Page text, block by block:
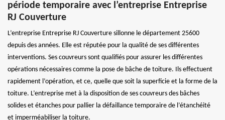
période temporaire avec l’entreprise Entreprise
RJ Couverture
L’entreprise Entreprise RJ Couverture sillonne le département 25600
depuis des années. Elle est réputée pour la qualité de ses différentes
interventions. Ses couvreurs sont qualifiés pour assurer les différentes
opérations nécessaires comme la pose de bâche de toiture. Ils effectuent
rapidement l’opération, et ce, quelle que soit la superficie et la forme de la
toiture. L’entreprise met à la disposition de ses couvreurs des bâches
solides et étanches pour pallier la défaillance temporaire de l’étanchéité
et imperméabiliser la toiture.